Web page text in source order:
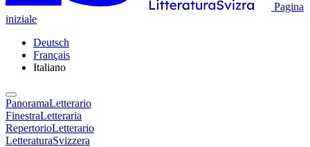
Pagina
iniziale
Deutsch
Français
Italiano
PanoramaLetterario
FinestraLetteraria
RepertorioLetterario
LetteraturaSvizzera